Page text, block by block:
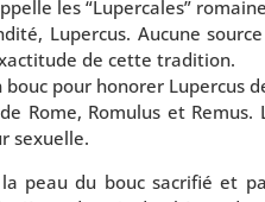
les “Lupercales”
Lupercus. Aucune
de cette tradition.
pour hono­rer Lupercus
Rome, Romulus et
sexuelle.
peau du bouc sacri­fié et